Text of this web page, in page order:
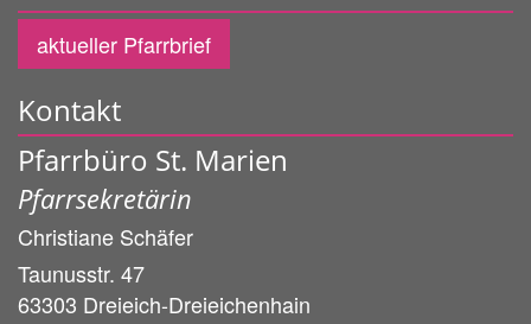
aktueller Pfarrbrief
Kontakt
Pfarrbüro St. Marien
Pfarrsekretärin
Christiane Schäfer
Taunusstr. 47
63303 Dreieich-Dreieichenhain